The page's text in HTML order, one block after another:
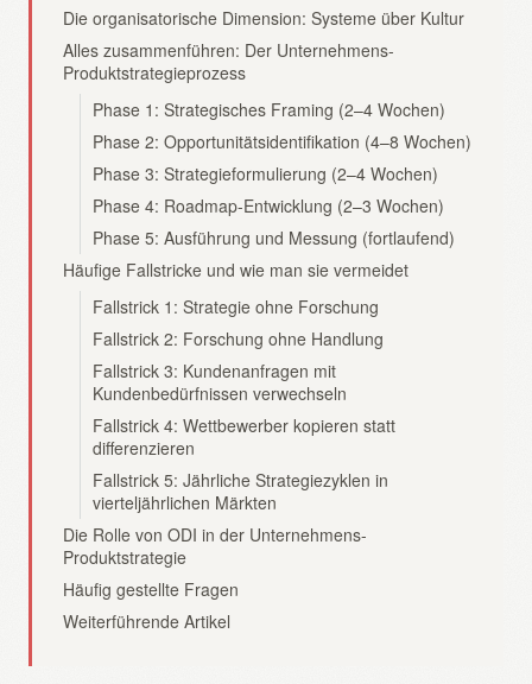
Die organisatorische Dimension: Systeme über Kultur
Alles zusammenführen: Der Unternehmens-
Produktstrategieprozess
Phase 1: Strategisches Framing (2–4 Wochen)
Phase 2: Opportunitätsidentifikation (4–8 Wochen)
Phase 3: Strategieformulierung (2–4 Wochen)
Phase 4: Roadmap-Entwicklung (2–3 Wochen)
Phase 5: Ausführung und Messung (fortlaufend)
Häufige Fallstricke und wie man sie vermeidet
Fallstrick 1: Strategie ohne Forschung
Fallstrick 2: Forschung ohne Handlung
Fallstrick 3: Kundenanfragen mit
Kundenbedürfnissen verwechseln
Fallstrick 4: Wettbewerber kopieren statt
differenzieren
Fallstrick 5: Jährliche Strategiezyklen in
vierteljährlichen Märkten
Die Rolle von ODI in der Unternehmens-
Produktstrategie
Häufig gestellte Fragen
Weiterführende Artikel